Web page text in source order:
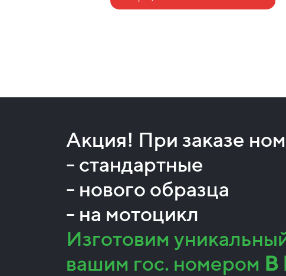
Акция! При заказе
- стандартные
- нового образца
- на мотоцикл
Изготовим
вашим гос. номером В